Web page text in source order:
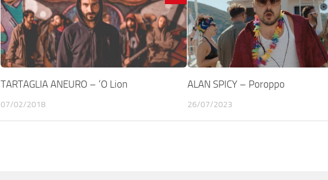
TARTAGLIA ANEURO – ‘O Lion
07/02/2018
ALAN SPICY – Poroppo
26/07/2023